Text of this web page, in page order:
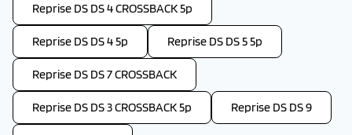
Reprise DS DS 4 CROSSBACK 5p
Reprise DS DS 4 5p Reprise DS DS 5 5p
Reprise DS DS 7 CROSSBACK
Reprise DS DS 3 CROSSBACK 5p Reprise DS DS 9